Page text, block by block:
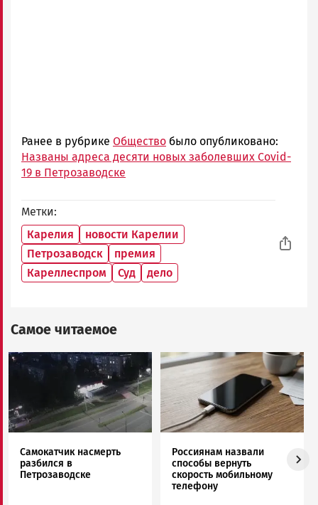
Ранее в рубрике Общество было опубликовано:
Названы адреса десяти новых заболевших Covid-
19 в Петрозаводске
Метки
Карелия
новости Карелии
Петрозаводск
премия
Кареллеспром
Суд дело
Самое читаемое
Image
Самокатчик насмерть
разбился в
Петрозаводске
Image
Россиянам назвали
способы вернуть
скорость мобильному
телефону